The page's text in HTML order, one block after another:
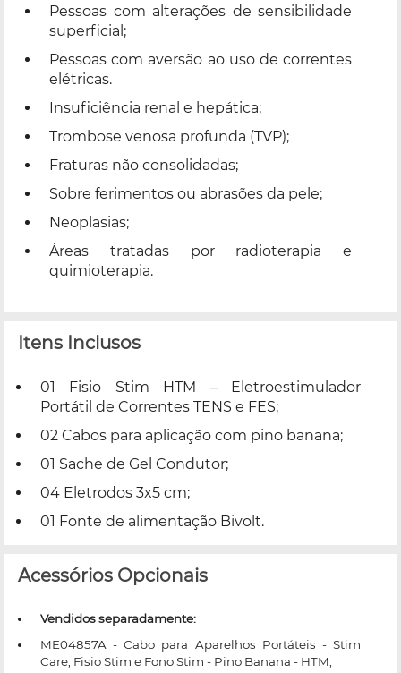
Pessoas com alterações de sensibilidade
superficial;
Pessoas com aversão ao uso de correntes
elétricas.
Insuficiência renal e hepática;
Trombose venosa profunda (TVP);
Fraturas não consolidadas;
Sobre ferimentos ou abrasões da pele;
Neoplasias;
Áreas tratadas por radioterapia e
quimioterapia.
Itens Inclusos
01 Fisio Stim HTM – Eletroestimulador
Portátil de Correntes TENS e FES;
02 Cabos para aplicação com pino banana;
01 Sache de Gel Condutor;
04 Eletrodos 3x5 cm;
01 Fonte de alimentação Bivolt.
Acessórios Opcionais
Vendidos separadamente:
ME04857A - Cabo para Aparelhos Portáteis - Stim
Care, Fisio Stim e Fono Stim - Pino Banana - HTM;